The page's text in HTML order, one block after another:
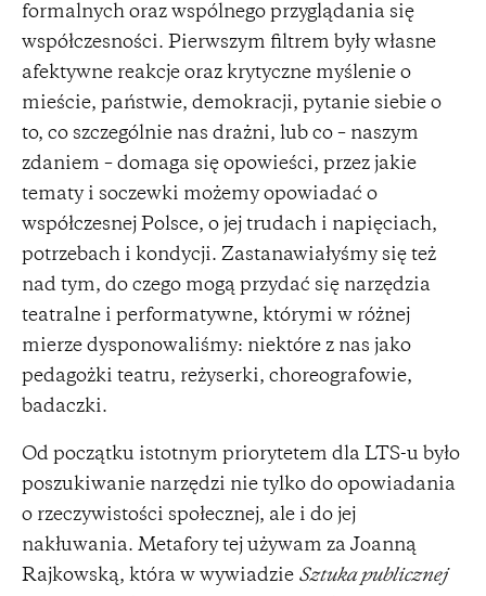
formalnych oraz wspólnego przyglądania się
współczesności. Pierwszym filtrem były własne
afektywne reakcje oraz krytyczne myślenie o
mieście, państwie, demokracji, pytanie siebie o
to, co szczególnie nas drażni, lub co – naszym
zdaniem – domaga się opowieści, przez jakie
tematy i soczewki możemy opowiadać o
współczesnej Polsce, o jej trudach i napięciach,
potrzebach i kondycji. Zastanawiałyśmy się też
nad tym, do czego mogą przydać się narzędzia
teatralne i performatywne, którymi w różnej
mierze dysponowaliśmy: niektóre z nas jako
pedagożki teatru, reżyserki, choreografowie,
badaczki.
Od początku istotnym priorytetem dla LTS-u było
poszukiwanie narzędzi nie tylko do opowiadania
o rzeczywistości społecznej, ale i do jej
nakłuwania. Metafory tej używam za Joanną
Rajkowską, która w wywiadzie Sztuka publicznej